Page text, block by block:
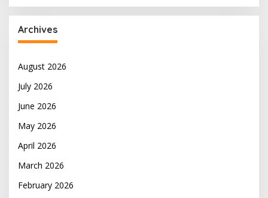
Archives
August 2026
July 2026
June 2026
May 2026
April 2026
March 2026
February 2026